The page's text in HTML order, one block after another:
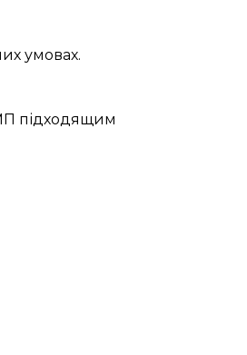
умовах.
підходящим